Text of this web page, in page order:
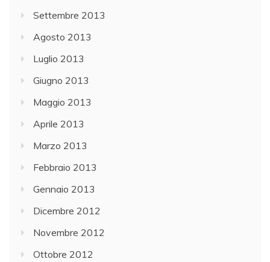
Settembre 2013
Agosto 2013
Luglio 2013
Giugno 2013
Maggio 2013
Aprile 2013
Marzo 2013
Febbraio 2013
Gennaio 2013
Dicembre 2012
Novembre 2012
Ottobre 2012